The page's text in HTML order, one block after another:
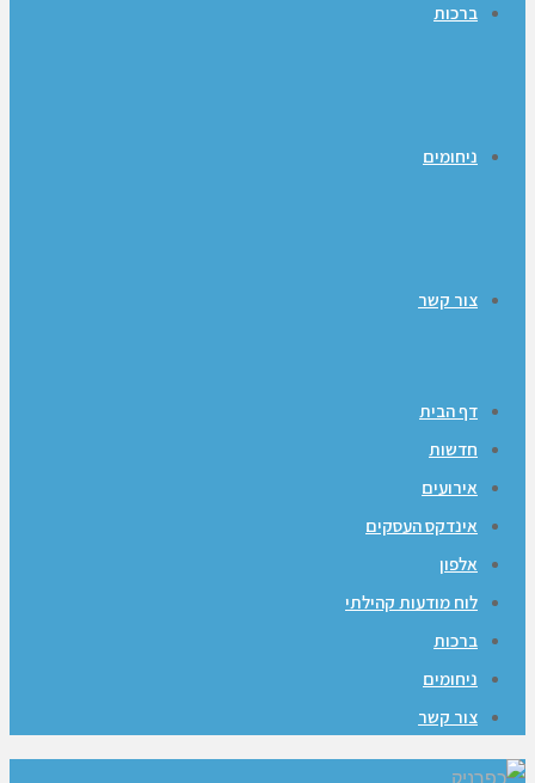
ברכות
ניחומים
צור קשר
דף הבית
חדשות
אירועים
אינדקס העסקים
אלפון
לוח מודעות קהילתי
ברכות
ניחומים
צור קשר